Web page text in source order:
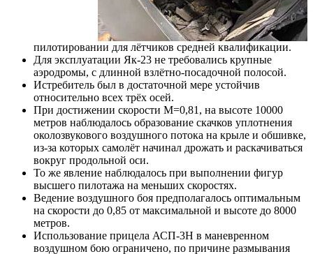
пилотировании для лётчиков средней квалификации.
Для эксплуатации Як-23 не требовались крупные
аэродромы, с длинной взлётно-посадочной полосой.
Истребитель был в достаточной мере устойчив
относительно всех трёх осей.
При достижении скорости М=0,81, на высоте 10000
метров наблюдалось образование скачков уплотнения
околозвукового воздушного потока на крыле и обшивке,
из-за которых самолёт начинал дрожать и раскачиваться
вокруг продольной оси.
То же явление наблюдалось при выполнении фигур
высшего пилотажа на меньших скоростях.
Ведение воздушного боя предполагалось оптимальным
на скорости до 0,85 от максимальной и высоте до 8000
метров.
Использование прицела АСП-3Н в маневренном
воздушном бою ограничено, по причине размывания